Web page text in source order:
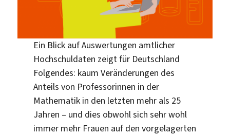
Ein Blick auf Auswertungen amtlicher
Hochschuldaten zeigt für Deutschland
Folgendes: kaum Veränderungen des
Anteils von Professorinnen in der
Mathematik in den letzten mehr als 25
Jahren – und dies obwohl sich sehr wohl
immer mehr Frauen auf den vorgelagerten